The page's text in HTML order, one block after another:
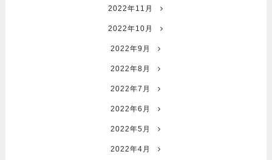
2022年11月
2022年10月
2022年9月
2022年8月
2022年7月
2022年6月
2022年5月
2022年4月